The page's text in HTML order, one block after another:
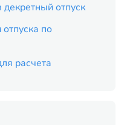
отпуск
по
расчета